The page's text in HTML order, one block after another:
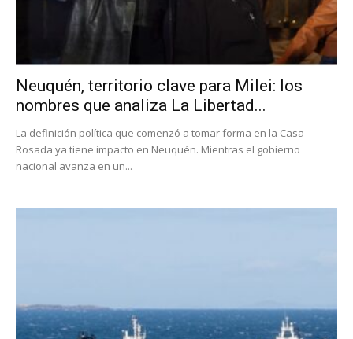
Neuquén, territorio clave para Milei: los
nombres que analiza La Libertad...
La definición política que comenzó a tomar forma en la Casa
Rosada ya tiene impacto en Neuquén. Mientras el gobierno
nacional avanza en un...